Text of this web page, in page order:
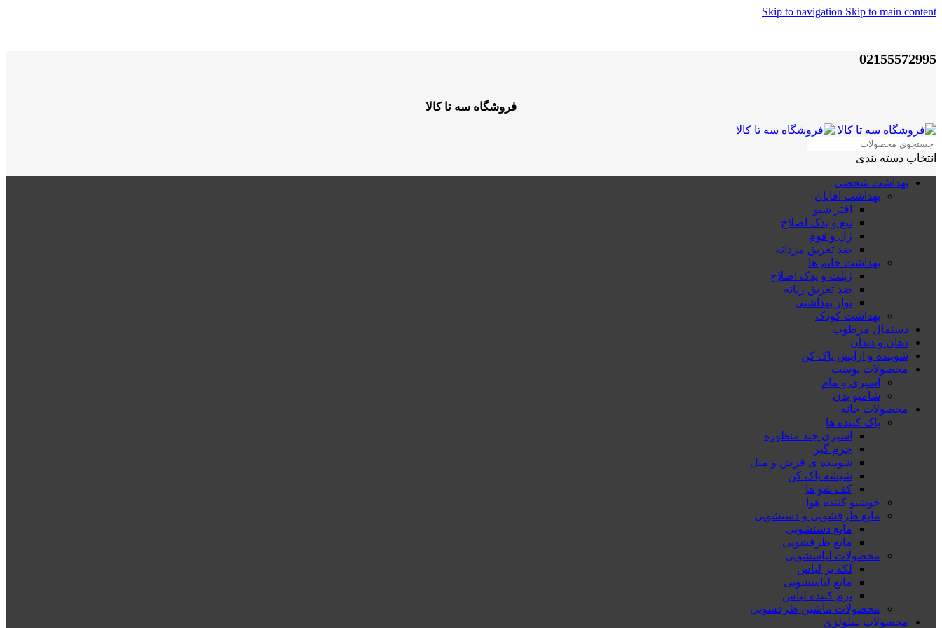
Skip to navigation Skip to main content
02155572995
فروشگاه سه تا کالا
انتخاب دسته بندی
بهداشت شخصی
بهداشت اقایان
افتر شیو
تیغ و یدک اصلاح
ژل و فوم
ضد تعریق مردانه
بهداشت خانم ها
ژیلت و یدک اصلاح
ضد تعریق زنانه
نوار بهداشتی
بهداشت کودک
دستمال مرطوب
دهان و دندان
شوینده و ارایش پاک کن
محصولات پوست
اسپری و مام
شامپو بدن
محصولات خانه
پاک کننده ها
اسپری چند منظوره
جرم گیر
شوینده ی فرش و مبل
شیشه پاک کن
کف شو ها
خوشبو کننده هوا
مایع ظرفشویی و دستشویی
مایع دستشویی
مایع ظرفشویی
محصولات لباسشویی
لکه بر لباس
مایع لباسشویی
نرم کننده لباس
محصولات ماشین ظرفشویی
محصولات سلولزی